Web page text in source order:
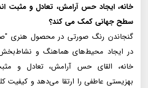
خانه، ایجاد حس آرامش، تعادل و مثبت
سطح جهانی کمک می کند؟
گنجاندن رنگ صورتی در محصول هنری
در ایجاد محیط‌های هماهنگ و
خانه، القای حس آرامش، تعادل و
بهزیستی عاطفی را ارتقا می‌دهد و کیفیت